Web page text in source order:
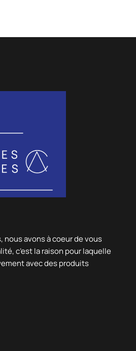
avons à coeur de vous
c’est la raison pour laquelle
avec des produits